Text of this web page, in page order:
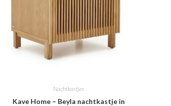
Nachtkastjes
Kave Home – Beyla nachtkastje in